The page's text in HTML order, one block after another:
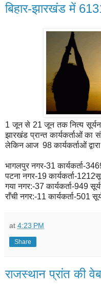
बिहार-झारखंड में
1 जून से 21 जून तक नित्य
झारखंड प्रान्त कार्यकर्ताओं का
लेकिन आज 98 कार्यकर्ताओं
भागलपुर नगर-31 कार्यकर्ता-
पटना नगर-19 कार्यकर्ता-
गया नगर:-37 कार्यकर्ता-949
राँची नगर:-11 कार्यकर्ता-501
at 4:23 PM
Share
राजस्थान प्रांत की